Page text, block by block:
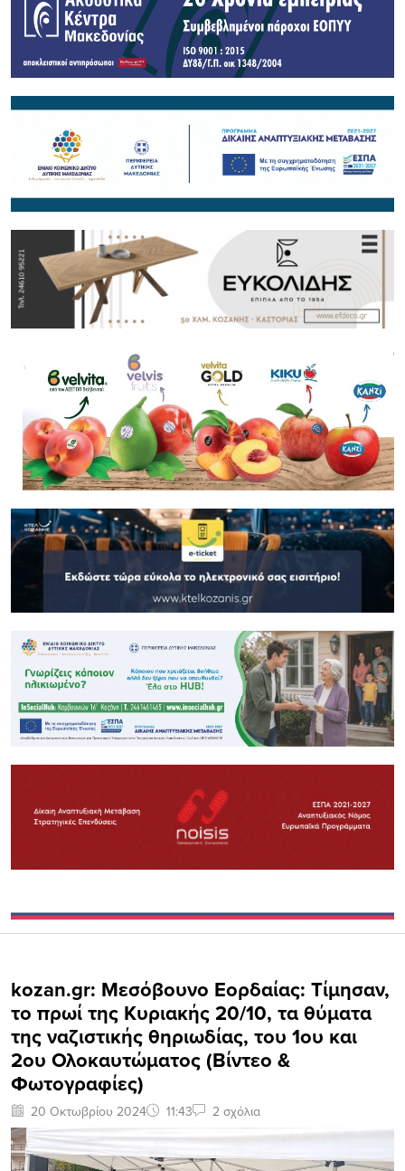
kozan.gr: Μεσόβουνο Εορδαίας: Τίμησαν,
το πρωί της Κυριακής 20/10, τα θύματα
της ναζιστικής θηριωδίας, του 1ου και
2ου Ολοκαυτώματος (Bίντεο &
Φωτογραφίες)
20 Οκτωβρίου 2024 11:43 2 σχόλια